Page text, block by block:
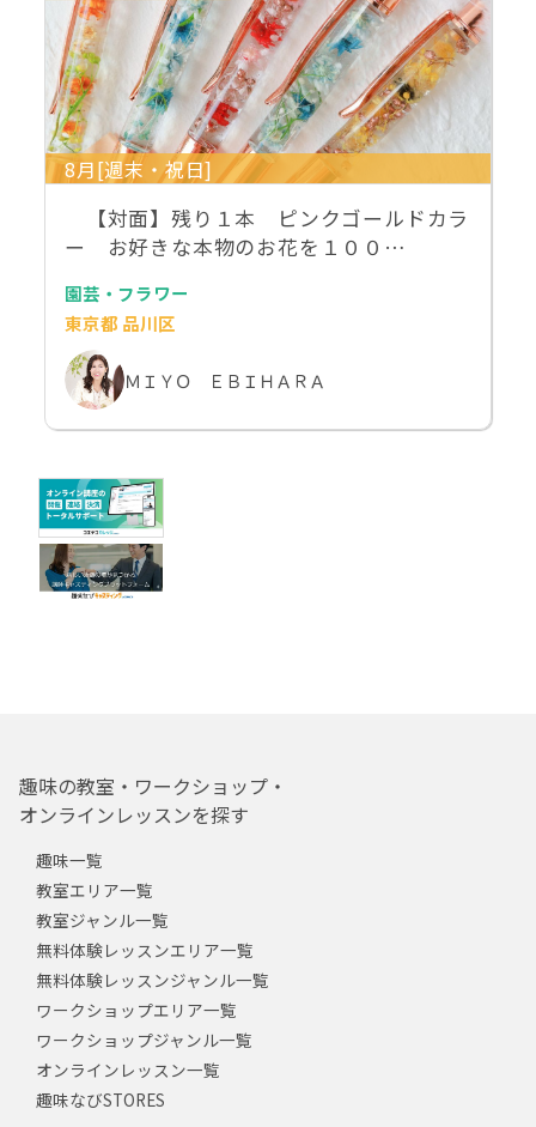
8月[週末・祝日]
【対面】残り１本 ピンクゴールドカラ
ー お好きな本物のお花を１００…
園芸・フラワー
東京都 品川区
ＭＩＹＯ ＥＢＩＨＡＲＡ
趣味の教室・ワークショップ・
オンラインレッスンを探す
趣味一覧
教室エリア一覧
教室ジャンル一覧
無料体験レッスンエリア一覧
無料体験レッスンジャンル一覧
ワークショップエリア一覧
ワークショップジャンル一覧
オンラインレッスン一覧
趣味なびSTORES